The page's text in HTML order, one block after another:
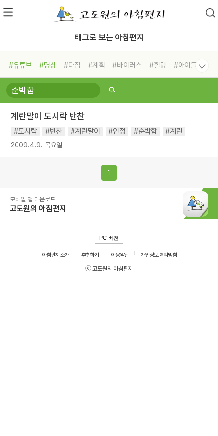
태그로 보는 아침편지
#유튜브 #명상 #다짐 #계획 #바이러스 #힐링
#아이들
#비전캠프
#독서캠프 #삶
#희망
#나눔 #친구 #링컨학교
#독서
#건강 #면역력
계란말이 도시락 반찬
#도시락 #반찬 #계란말이 #인정 #순박함 #계란
2009.4.9. 목요일
1
모바일 앱 다운로드
고도원의 아침편지
PC 버전
아침편지 소개 추천하기 이용약관
개인정보 처리방침
ⓒ 고도원의 아침편지